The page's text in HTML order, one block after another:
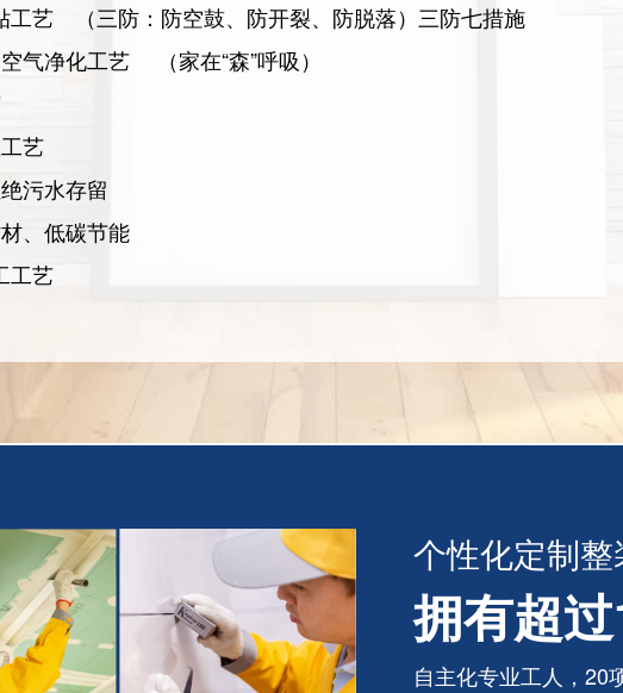
工艺 （三防：防空鼓、防开裂、防脱落）三防七措施
气净化工艺 （家在“森”呼吸）
艺
污水存留
、低碳节能
工艺
个性化定制整
拥有超
自主化专业工人，20